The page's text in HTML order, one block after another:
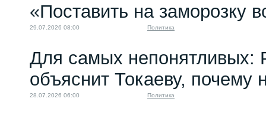
«Поставить на заморозку
29.07.2026 08:00 Политика
Для самых непонятливых:
объяснит Токаеву,
28.07.2026 06:00 Политика